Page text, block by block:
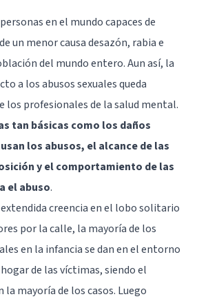
en el mundo capaces de
un menor causa desazón, rabia e
del mundo entero. Aun así, la
a los abusos sexuales queda
los profesionales de la salud mental.
tan básicas como los daños
los abusos, el alcance de las
y el comportamiento de las
el abuso.
extendida creencia en el lobo solitario
por la calle, la mayoría de los
en la infancia se dan en el entorno
de las víctimas, siendo el
mayoría de los casos. Luego